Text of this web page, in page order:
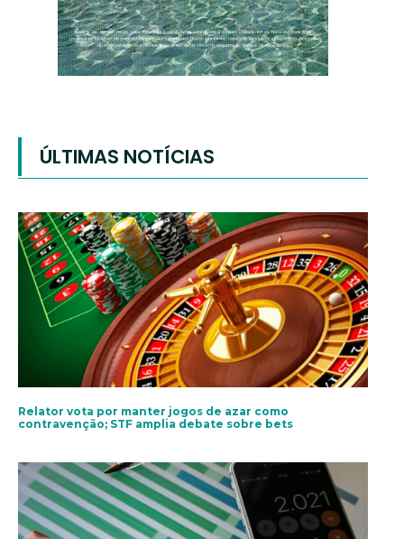
ÚLTIMAS NOTÍCIAS
Relator vota por manter jogos de azar como
contravenção; STF amplia debate sobre bets